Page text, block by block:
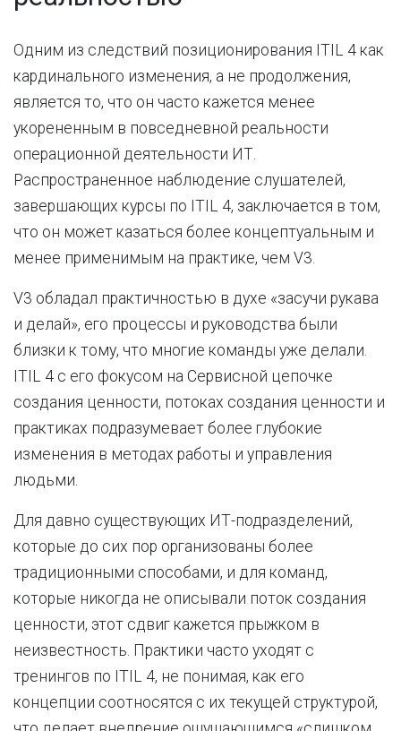
Одним из следствий позиционирования ITIL 4 как
кардинального изменения, а не продолжения,
является то, что он часто кажется менее
укорененным в повседневной реальности
операционной деятельности ИТ.
Распространенное наблюдение слушателей,
завершающих курсы по ITIL 4, заключается в том,
что он может казаться более концептуальным и
менее применимым на практике, чем V3.
V3 обладал практичностью в духе «засучи рукава
и делай», его процессы и руководства были
близки к тому, что многие команды уже делали.
ITIL 4 с его фокусом на Сервисной цепочке
создания ценности, потоках создания ценности и
практиках подразумевает более глубокие
изменения в методах работы и управления
людьми.
Для давно существующих ИТ-подразделений,
которые до сих пор организованы более
традиционными способами, и для команд,
которые никогда не описывали поток создания
ценности, этот сдвиг кажется прыжком в
неизвестность. Практики часто уходят с
тренингов по ITIL 4, не понимая, как его
концепции соотносятся с их текущей структурой,